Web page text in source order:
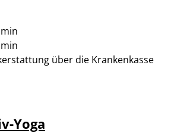
über die Krankenkasse
Yoga